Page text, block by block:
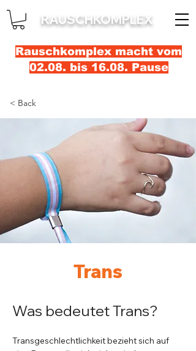
RAUSCHKOMPLEX
Rauschkomplex macht vom
02.08. bis 16.08. Pause
< Back
Trans
Was bedeutet Trans?
Transgeschlechtlichkeit bezieht sich auf